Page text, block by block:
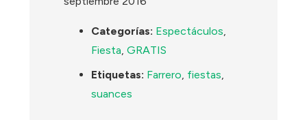
Categorías: Espectáculos,
Fiesta,GRATIS
Etiquetas: Farrero, fiestas,
suances